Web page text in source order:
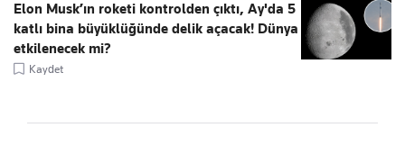
Elon Musk’ın roketi kontrolden çıktı, Ay'da 5
katlı bina büyüklüğünde delik açacak! Dünya
etkilenecek mi?
Kaydet